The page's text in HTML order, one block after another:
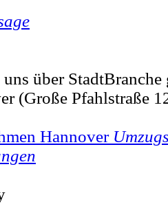
über
(Große Pfahlstraße
Hannover